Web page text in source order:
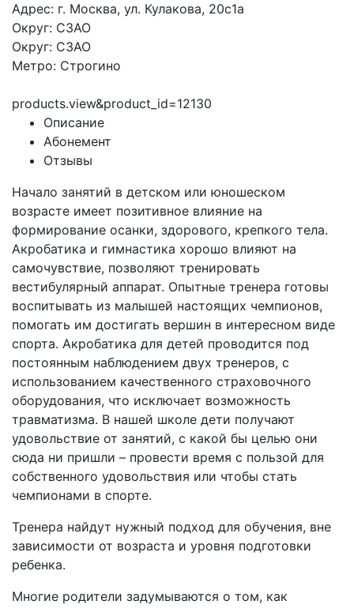
Адрес: г. Москва, ул. Кулакова, 20с1а
Округ: СЗАО
Округ: СЗАО
Метро: Строгино
products.view&product_id=12130
Описание
Абонемент
Отзывы
Начало занятий в детском или юношеском
возрасте имеет позитивное влияние на
формирование осанки, здорового, крепкого тела.
Акробатика и гимнастика хорошо влияют на
самочувствие, позволяют тренировать
вестибулярный аппарат. Опытные тренера готовы
воспитывать из малышей настоящих чемпионов,
помогать им достигать вершин в интересном виде
спорта. Акробатика для детей проводится под
постоянным наблюдением двух тренеров, с
использованием качественного страховочного
оборудования, что исключает возможность
травматизма. В нашей школе дети получают
удовольствие от занятий, с какой бы целью они
сюда ни пришли – провести время с пользой для
собственного удовольствия или чтобы стать
чемпионами в спорте.
Тренера найдут нужный подход для обучения, вне
зависимости от возраста и уровня подготовки
ребенка.
Многие родители задумываются о том, как